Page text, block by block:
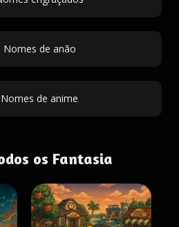
Nomes de anão
Nomes de anime
os Fantasia